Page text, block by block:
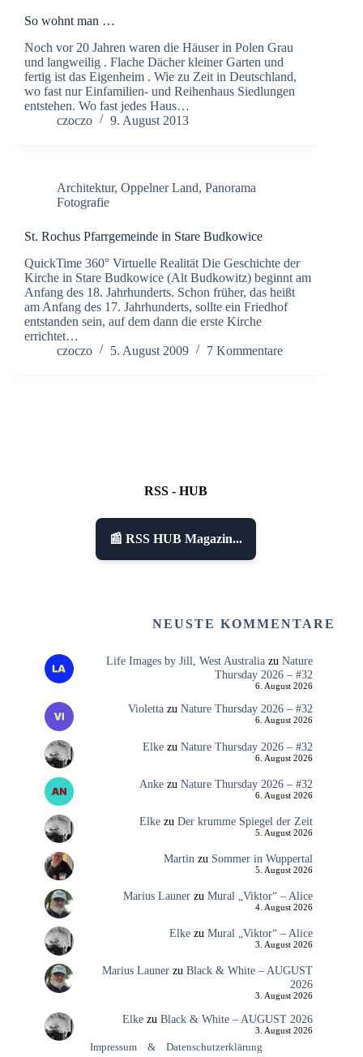
So wohnt man …
Noch vor 20 Jahren waren die Häuser in Polen Grau
und langweilig . Flache Dächer kleiner Garten und
fertig ist das Eigenheim . Wie zu Zeit in Deutschland,
wo fast nur Einfamilien- und Reihenhaus Siedlungen
entstehen. Wo fast jedes Haus…
czoczo
9. August 2013
Architektur, Oppelner Land, Panorama
Fotografie
St. Rochus Pfarrgemeinde in Stare Budkowice
QuickTime 360° Virtuelle Realität Die Geschichte der
Kirche in Stare Budkowice (Alt Budkowitz) beginnt am
Anfang des 18. Jahrhunderts. Schon früher, das heißt
am Anfang des 17. Jahrhunderts, sollte ein Friedhof
entstanden sein, auf dem dann die erste Kirche
errichtet…
czoczo
5. August 2009 7 Kommentare
RSS - HUB
📰 RSS HUB Magazin...
NEUSTE KOMMENTARE
Life Images by Jill, West Australiazu Nature
Thursday 2026 – #32
6. August 2026
Violettazu Nature Thursday 2026 – #32
6. August 2026
Elkezu Nature Thursday 2026 – #32
6. August 2026
Ankezu Nature Thursday 2026 – #32
6. August 2026
Elkezu Der krumme Spiegel der Zeit
5. August 2026
Martin zu Sommer in Wuppertal
5. August 2026
Marius Launerzu Mural „Viktor“ – Alice
4. August 2026
Elkezu Mural „Viktor“ – Alice
3. August 2026
Marius Launerzu Black & White – AUGUST
2026
3. August 2026
Elkezu Black & White – AUGUST 2026
3. August 2026
Impressum & Datenschutzerklärung